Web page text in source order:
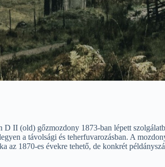
II (old) gőzmozdony 1873-ban lépett
a távolsági és teherfuvarozásban. A
az 1870-es évekre tehető, de konkrét